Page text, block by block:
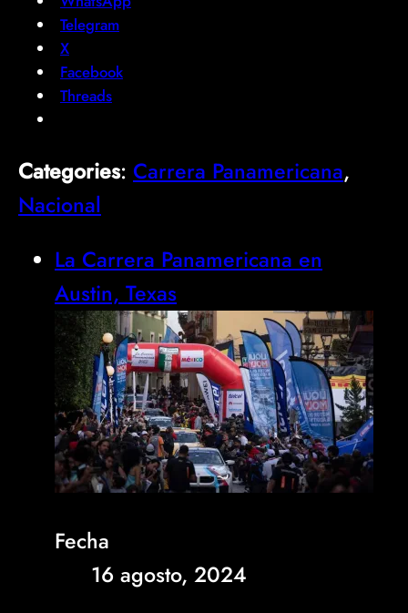
Telegram
X
Facebook
Threads
Categories: Carrera Panamericana
Nacional
La Carrera Panamericana en
Austin, Texas
Fecha
16 agosto, 2024